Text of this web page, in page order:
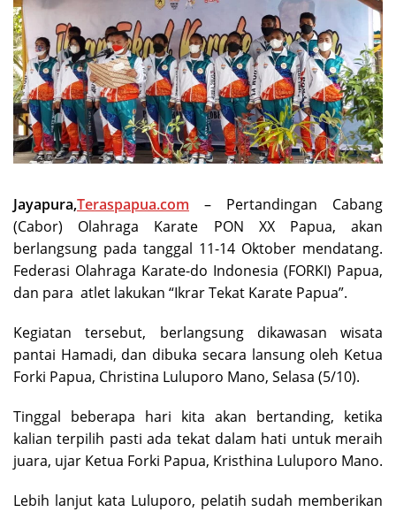
Jayapura,Teraspapua.com – Pertandingan Cabang
(Cabor) Olahraga Karate PON XX Papua, akan
berlangsung pada tanggal 11-14 Oktober mendatang.
Federasi Olahraga Karate-do Indonesia (FORKI) Papua,
dan para atlet lakukan “Ikrar Tekat Karate Papua”.
Kegiatan tersebut, berlangsung dikawasan wisata
pantai Hamadi, dan dibuka secara lansung oleh Ketua
Forki Papua, Christina Luluporo Mano, Selasa (5/10).
Tinggal beberapa hari kita akan bertanding, ketika
kalian terpilih pasti ada tekat dalam hati untuk meraih
juara, ujar Ketua Forki Papua, Kristhina Luluporo Mano.
Lebih lanjut kata Luluporo, pelatih sudah memberikan